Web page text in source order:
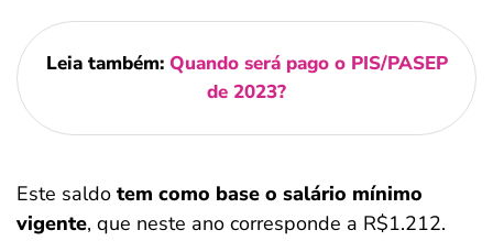
Leia também: Quando será pago o PIS/PASEP
de 2023?
Este saldo tem como base o salário mínimo
vigente, que neste ano corresponde a R$1.212.